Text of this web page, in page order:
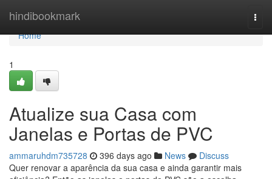
hindibookmark
Home
Home
1
Atualize sua Casa com
Janelas e Portas de PVC
ammaruhdm735728 396 days ago News
Discuss
Quer renovar a aparência da sua casa e ainda garantir mais